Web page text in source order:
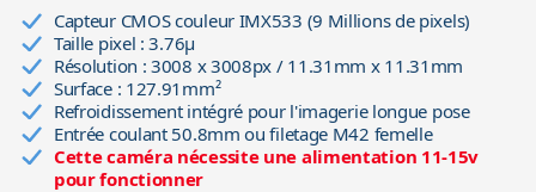
Capteur CMOS couleur IMX533 (9 Millions de pixels)
Taille pixel : 3.76µ
Résolution : 3008 x 3008px / 11.31mm x 11.31mm
Surface : 127.91mm²
Refroidissement intégré pour l'imagerie longue pose
Entrée coulant 50.8mm ou filetage M42 femelle
Cette caméra nécessite une alimentation 11-15v
pour fonctionner